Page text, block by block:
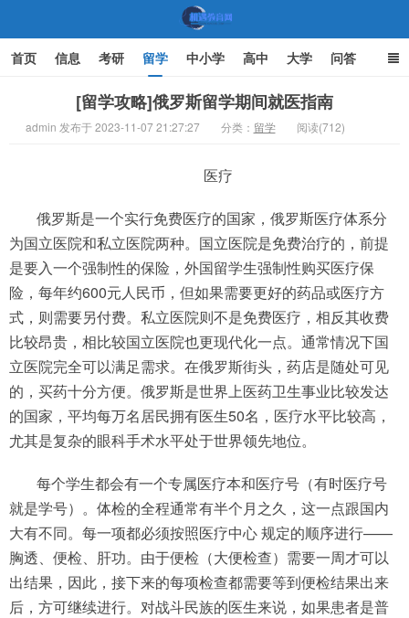
首页 信息 考研 留学 中小学 高中 大学 问答
家庭教育
[留学攻略]俄罗斯留学期间就医指南
admin 发布于 2023-11-07 21:27:27 分类： 留学 阅读(712)
医疗
俄罗斯是一个实行免费医疗的国家，俄罗斯医疗体系分
为国立医院和私立医院两种。国立医院是免费治疗的，前提
是要入一个强制性的保险，外国留学生强制性购买医疗保
险，每年约600元人民币，但如果需要更好的药品或医疗方
式，则需要另付费。私立医院则不是免费医疗，相反其收费
比较昂贵，相比较国立医院也更现代化一点。通常情况下国
立医院完全可以满足需求。在俄罗斯街头，药店是随处可见
的，买药十分方便。俄罗斯是世界上医药卫生事业比较发达
的国家，平均每万名居民拥有医生50名，医疗水平比较高，
尤其是复杂的眼科手术水平处于世界领先地位。
每个学生都会有一个专属医疗本和医疗号（有时医疗号
就是学号）。体检的全程通常有半个月之久，这一点跟国内
大有不同。每一项都必须按照医疗中心 规定的顺序进行——
胸透、便检、肝功。由于便检（大便检查）需要一周才可以
出结果，因此，接下来的每项检查都需要等到便检结果出来
后，方可继续进行。对战斗民族的医生来说，如果患者是普